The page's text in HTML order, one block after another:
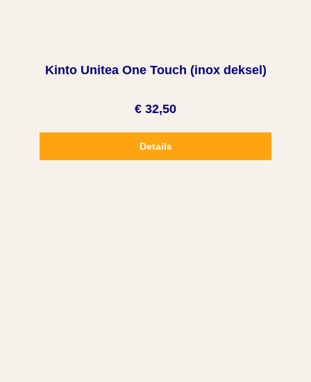
Kinto Unitea One Touch (inox deksel)
€ 32,50
Details